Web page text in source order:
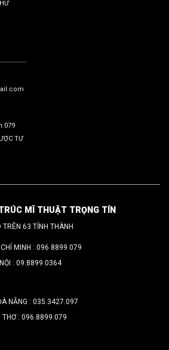
TƯ
MĨ THUẬT TRỌNG TÍN
TRÊN 63 TỈNH THÀNH
MINH : 096 8899 079
: 09.8899.0364
NẴNG : 035.3427.097
THƠ : 096.8899.079